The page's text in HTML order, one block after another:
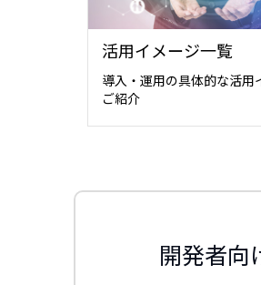
活用イメージ一覧
導入・運用の具体的な活用
ご紹介
開発者向